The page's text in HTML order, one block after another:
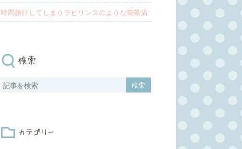
時間旅行してしまうラビリンスのような喫茶店
検索
カテゴリー